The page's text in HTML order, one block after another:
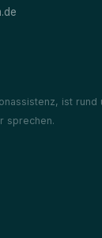
ist rund
sprechen.